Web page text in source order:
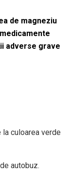
de magneziu
adverse grave
la culoarea verde
autobuz.